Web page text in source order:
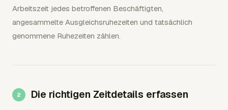
Arbeitszeit jedes betroffenen Beschäftigten,
angesammelte Ausgleichsruhezeiten und tatsächlich
genommene Ruhezeiten zählen.
Die richtigen Zeitdetails erfassen